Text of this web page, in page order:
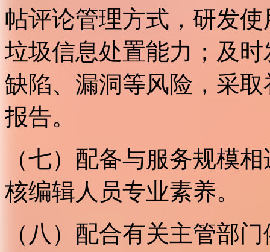
帖评论管理方式，研发
垃圾信息处置能力；及
缺陷、漏洞等风险，采
报告。
（七）配备与服务规模
核编辑人员专业素养。
（八）配合有关主管部